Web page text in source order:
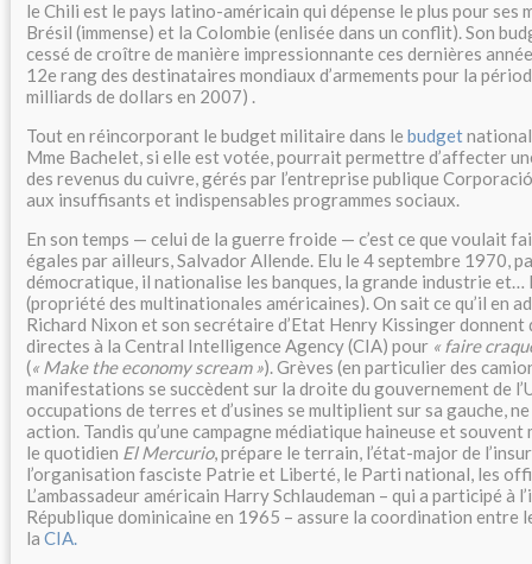
le Chili est le pays latino-américain qui dépense le plus pour ses
Brésil (immense) et la Colombie (enlisée dans un conflit). Son
cessé de croître de manière impressionnante ces dernières
12e rang des destinataires mondiaux d’armements pour la
milliards de dollars en 2007) .
Tout en réincorporant le budget militaire dans le budget
Mme Bachelet, si elle est votée, pourrait permettre d’affecter
des revenus du cuivre, gérés par l’entreprise publique
aux insuffisants et indispensables programmes sociaux.
En son temps — celui de la guerre froide — c’est ce que voulait
égales par ailleurs, Salvador Allende. Elu le 4 septembre 1970,
démocratique, il nationalise les banques, la grande industrie et…
(propriété des multinationales américaines). On sait ce qu’il en
Richard Nixon et son secrétaire d’Etat Henry Kissinger
directes à la Central Intelligence Agency (CIA) pour « faire
(« Make the economy scream »). Grèves (en particulier des
manifestations se succèdent sur la droite du gouvernement de
occupations de terres et d’usines se multiplient sur sa gauche,
action. Tandis qu’une campagne médiatique haineuse et souvent
le quotidien El Mercurio, prépare le terrain, l’état-major de
l’organisation fasciste Patrie et Liberté, le Parti national, les
L’ambassadeur américain Harry Schlaudeman – qui a participé à
République dominicaine en 1965 – assure la coordination entre
la CIA.